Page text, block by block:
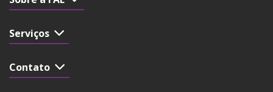
Serviços
Contato